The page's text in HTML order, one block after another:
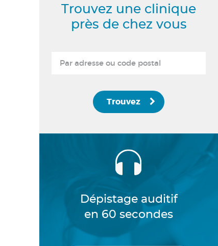
Trouvez une clinique
près de chez vous
Trouvez
Dépistage auditif
en 60 secondes